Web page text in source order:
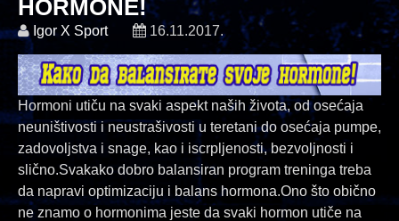
HORMONE!
Igor X Sport 16.11.2017.
Hormoni utiču na svaki aspekt naših života, od osećaja
neuništivosti i neustrašivosti u teretani do osećaja pumpe,
zadovoljstva i snage, kao i iscrpljenosti, bezvoljnosti i
slično.Svakako dobro balansiran program treninga treba
da napravi optimizaciju i balans hormona.Ono što obično
ne znamo o hormonima jeste da svaki hormon utiče na